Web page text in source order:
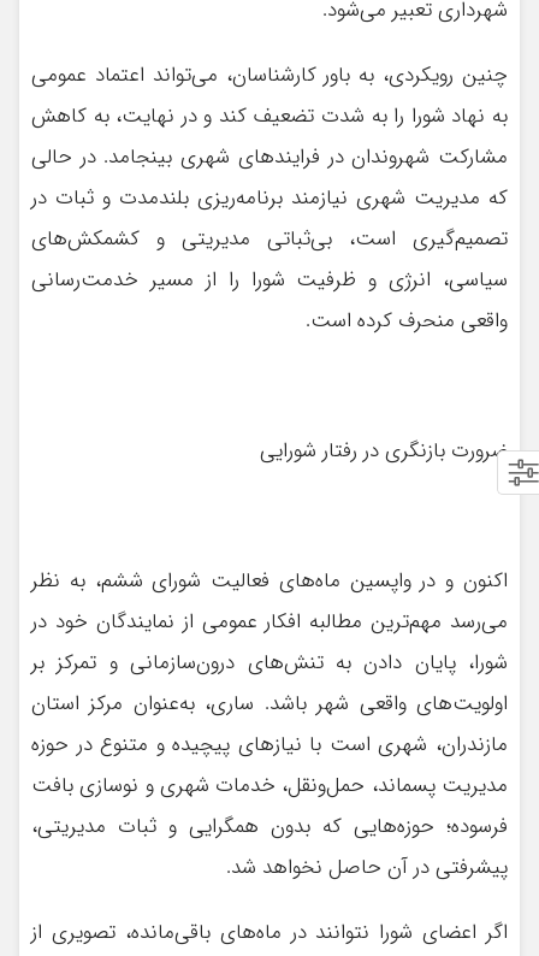
شهرداری تعبیر می‌شود.
چنین رویکردی، به باور کارشناسان، می‌تواند اعتماد عمومی
به نهاد شورا را به شدت تضعیف کند و در نهایت، به کاهش
مشارکت شهروندان در فرایندهای شهری بینجامد. در حالی
که مدیریت شهری نیازمند برنامه‌ریزی بلندمدت و ثبات در
تصمیم‌گیری است، بی‌ثباتی مدیریتی و کشمکش‌های
سیاسی، انرژی و ظرفیت شورا را از مسیر خدمت‌رسانی
واقعی منحرف کرده است.
ضرورت بازنگری در رفتار شورایی
اکنون و در واپسین ماه‌های فعالیت شورای ششم، به نظر
می‌رسد مهم‌ترین مطالبه افکار عمومی از نمایندگان خود در
شورا، پایان دادن به تنش‌های درون‌سازمانی و تمرکز بر
اولویت‌های واقعی شهر باشد. ساری، به‌عنوان مرکز استان
مازندران، شهری است با نیازهای پیچیده و متنوع در حوزه
مدیریت پسماند، حمل‌ونقل، خدمات شهری و نوسازی بافت
فرسوده؛ حوزه‌هایی که بدون همگرایی و ثبات مدیریتی،
پیشرفتی در آن حاصل نخواهد شد.
اگر اعضای شورا نتوانند در ماه‌های باقی‌مانده، تصویری از